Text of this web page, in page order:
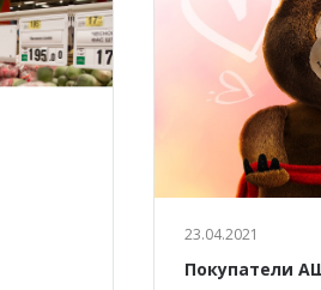
23.04.2021
Покупатели